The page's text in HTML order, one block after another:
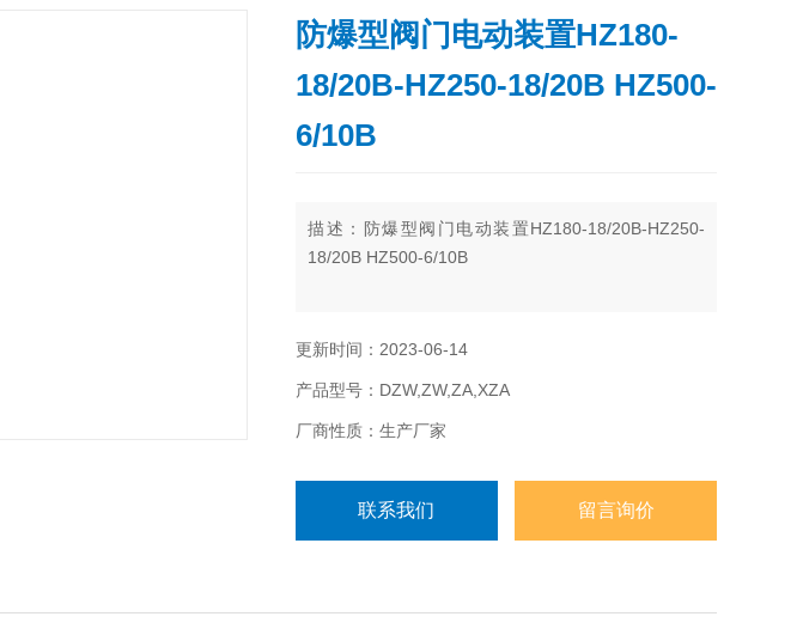
防爆型阀门电动装置HZ180-
18/20B-HZ250-18/20B HZ500-
6/10B
描述：防爆型阀门电动装置HZ180-18/20B-HZ250-
18/20B HZ500-6/10B
更新时间：2023-06-14
产品型号：DZW,ZW,ZA,XZA
厂商性质：生产厂家
联系我们 留言询价